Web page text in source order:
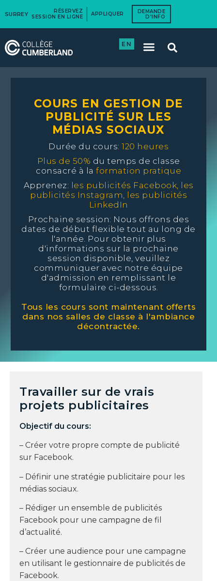
SURREY
RÉSERVEZ
SESSION EN LIGNE
APPLIQUER
DEMANDE
D'INFO
EN
COURS EN GESTION DE
PUBLICITÉ SUR LES
MÉDIAS SOCIAUX
Durée du cours: 120 heures
Plus de 50% du temps de classe
consacré à la formation pratique
Apprenez: les publicités Facebook, les
publicités Instagram, les publicités
LinkedIn
Prochaine session: Nous offrons des
dates de début flexible tout au long de
l'année. Pour obtenir plus
d'informations sur la prochaine
session disponible, veuillez
communiquer avec notre équipe
d'admission en remplissant le
formulaire ci-dessous.
Tous les cours sont maintenant offerts
dans nos salles de classe à l'ambiance
décontractée.
Travailler sur de vrais
projets publicitaires
Objectif du cours:
– Créer votre propre compte de publicité
sur Facebook.
– Définir une stratégie publicitaire pour les
médias sociaux.
– Rédiger un ensemble de publicités
Facebook pour une campagne de fil
d’actualité.
– Créer une audience pour une campagne
en utilisant le gestionnaire de publicités de
Facebook.